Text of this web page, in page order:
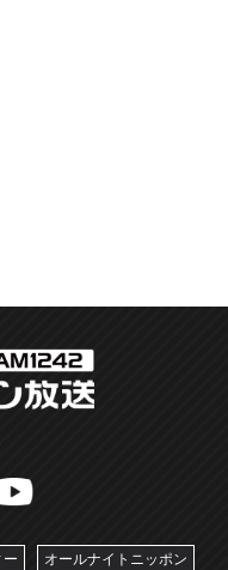
ー オールナイトニッポン